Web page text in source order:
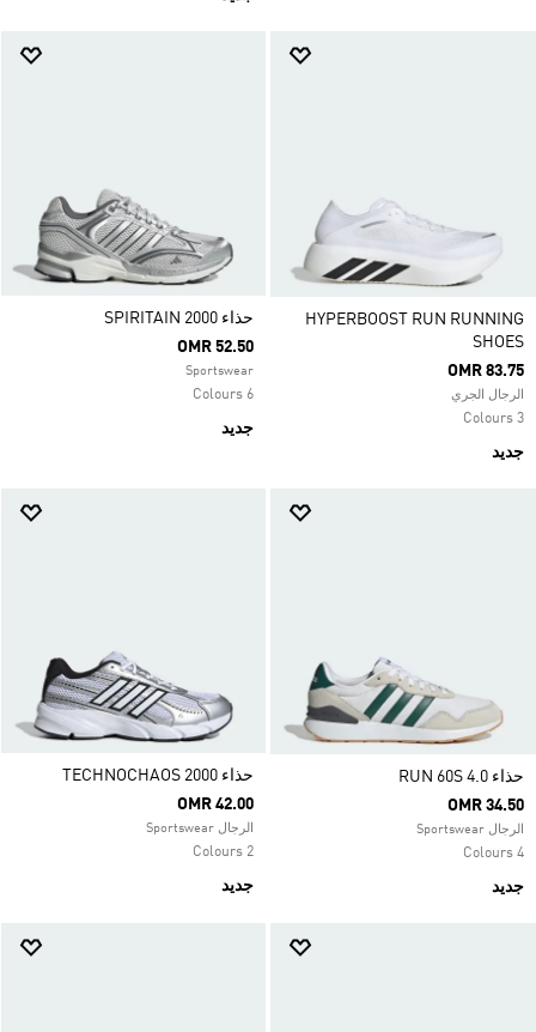
HYPERBOOST RUN RUNNING
SHOES
OMR 83.75
الرجال الجري
3 Colours
جديد
حذاء SPIRITAIN 2000
OMR 52.50
Sportswear
6 Colours
جديد
حذاء RUN 60S 4.0
OMR 34.50
الرجال Sportswear
4 Colours
جديد
حذاء TECHNOCHAOS 2000
OMR 42.00
الرجال Sportswear
2 Colours
جديد